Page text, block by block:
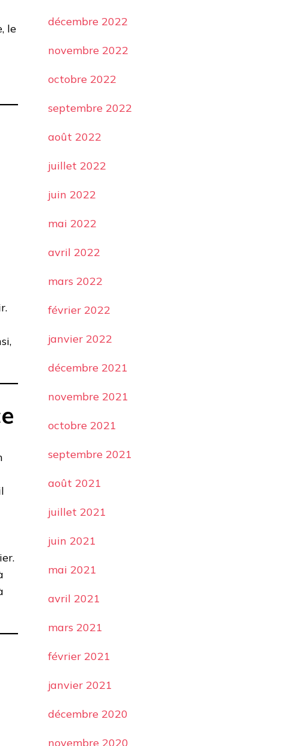
le
décembre 2022
novembre 2022
octobre 2022
septembre 2022
août 2022
juillet 2022
juin 2022
mai 2022
avril 2022
mars 2022
février 2022
janvier 2022
décembre 2021
novembre 2021
octobre 2021
septembre 2021
août 2021
juillet 2021
juin 2021
mai 2021
avril 2021
mars 2021
février 2021
janvier 2021
décembre 2020
novembre 2020